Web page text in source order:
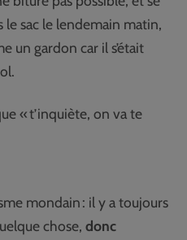
sac le lendemain matin,
un gardon car il s’était
« t’inquiète, on va te
mondain : il y a toujours
chose,donc